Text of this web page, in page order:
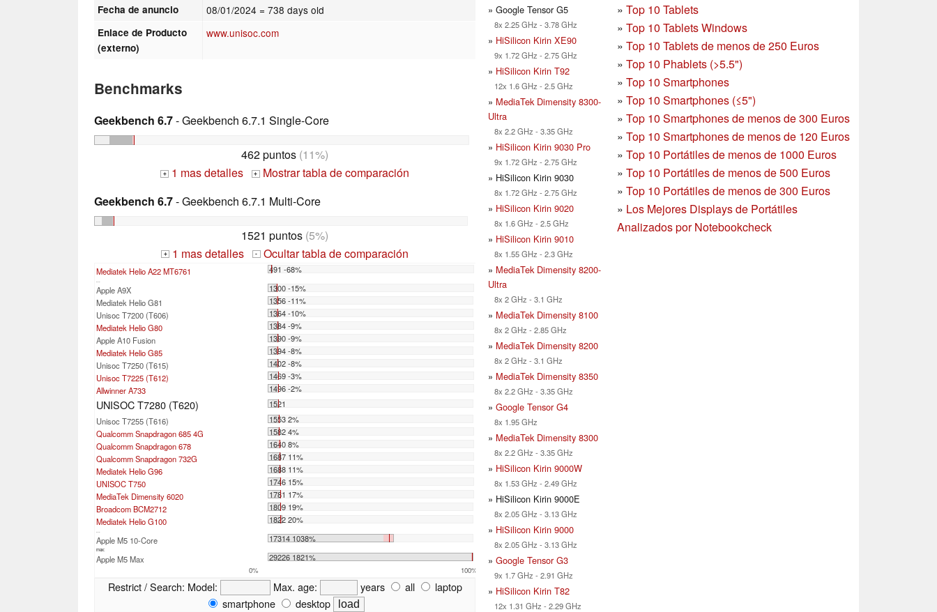
Fecha de anuncio 08/01/2024 = 738 days old
Enlace de Producto
(externo)
www.unisoc.com
Benchmarks
Geekbench 6.7- Geekbench 6.7.1 Single-Core
462 puntos (11%)
+ 1 mas detalles + Mostrar tabla de comparación
Geekbench 6.7- Geekbench 6.7.1 Multi-Core
1521 puntos (5%)
+ 1 mas detalles - Ocultar tabla de comparación
Mediatek Helio A22 MT6761 491 -68%
Apple A9X
1300 -15%
Mediatek Helio G81
1356 -11%
Unisoc T7200 (T606)
1364 -10%
Mediatek Helio G80
1384 -9%
Apple A10 Fusion
1390 -9%
Mediatek Helio G85
1394 -8%
Unisoc T7250 (T615)
1402 -8%
Unisoc T7225 (T612)
1469 -3%
Allwinner A733
1496 -2%
UNISOC T7280 (T620)
1521
Unisoc T7255 (T616)
1553 2%
Qualcomm Snapdragon 685 4G
1582 4%
Qualcomm Snapdragon 678
1640 8%
Qualcomm Snapdragon 732G
1687 11%
Mediatek Helio G96
1688 11%
UNISOC T750
1746 15%
MediaTek Dimensity 6020
1781 17%
Broadcom BCM2712
1809 19%
Mediatek Helio G100
1822 20%
Apple M5 10-Core 17314 1038%
max:
Apple M5 Max 29226 1821%
0% 100%
Restrict / Search: Model: Max. age: years all
laptop
smartphone
desktop
» Google Tensor G5
8x 2.25 GHz - 3.78 GHz
» HiSilicon Kirin XE90
9x 1.72 GHz - 2.75 GHz
» HiSilicon Kirin T92
12x 1.6 GHz - 2.5 GHz
» MediaTek Dimensity 8300-
Ultra
8x 2.2 GHz - 3.35 GHz
» HiSilicon Kirin 9030 Pro
9x 1.72 GHz - 2.75 GHz
» HiSilicon Kirin 9030
8x 1.72 GHz - 2.75 GHz
» HiSilicon Kirin 9020
8x 1.6 GHz - 2.5 GHz
» HiSilicon Kirin 9010
8x 1.55 GHz - 2.3 GHz
» MediaTek Dimensity 8200-
Ultra
8x 2 GHz - 3.1 GHz
» MediaTek Dimensity 8100
8x 2 GHz - 2.85 GHz
» MediaTek Dimensity 8200
8x 2 GHz - 3.1 GHz
» MediaTek Dimensity 8350
8x 2.2 GHz - 3.35 GHz
» Google Tensor G4
8x 1.95 GHz
» MediaTek Dimensity 8300
8x 2.2 GHz - 3.35 GHz
» HiSilicon Kirin 9000W
8x 1.53 GHz - 2.49 GHz
» HiSilicon Kirin 9000E
8x 2.05 GHz - 3.13 GHz
» HiSilicon Kirin 9000
8x 2.05 GHz - 3.13 GHz
» Google Tensor G3
9x 1.7 GHz - 2.91 GHz
» HiSilicon Kirin T82
12x 1.31 GHz - 2.29 GHz
» Top 10 Tablets
» Top 10 Tablets Windows
» Top 10 Tablets de menos de 250 Euros
» Top 10 Phablets (>5.5")
» Top 10 Smartphones
» Top 10 Smartphones (≤5")
» Top 10 Smartphones de menos de 300 Euros
» Top 10 Smartphonesde menos de 120 Euros
» Top 10 Portátiles de menos de 1000 Euros
» Top 10 Portátiles de menos de 500 Euros
» Top 10 Portátiles de menos de 300 Euros
» Los Mejores Displays de Portátiles
Analizados por Notebookcheck